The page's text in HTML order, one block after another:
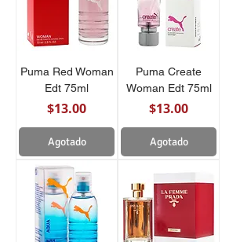
Puma Red Woman
Edt 75ml
Precio
$13.00
Agotado
Puma Create
Woman Edt 75ml
Precio
$13.00
Agotado